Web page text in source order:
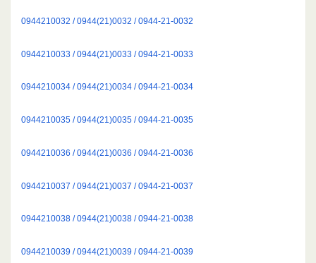
0944210032 / 0944(21)0032 / 0944-21-0032
0944210033 / 0944(21)0033 / 0944-21-0033
0944210034 / 0944(21)0034 / 0944-21-0034
0944210035 / 0944(21)0035 / 0944-21-0035
0944210036 / 0944(21)0036 / 0944-21-0036
0944210037 / 0944(21)0037 / 0944-21-0037
0944210038 / 0944(21)0038 / 0944-21-0038
0944210039 / 0944(21)0039 / 0944-21-0039